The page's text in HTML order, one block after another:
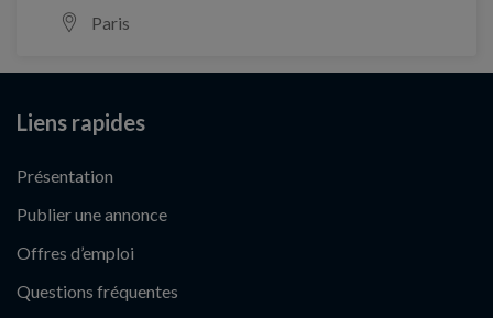
Paris
Liens rapides
Présentation
Publier une annonce
Offres d’emploi
Questions fréquentes